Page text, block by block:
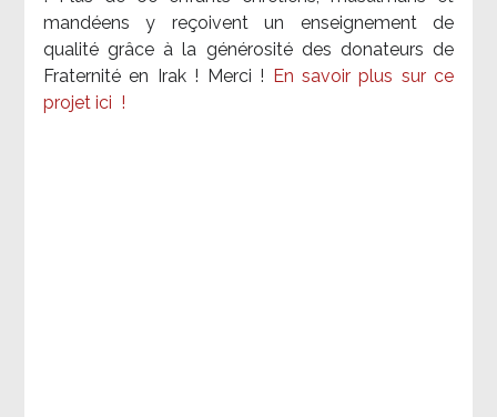
mandéens y reçoivent un enseignement de
qualité grâce à la générosité des donateurs de
Fraternité en Irak ! Merci !
En savoir plus sur ce
projet ici !